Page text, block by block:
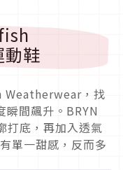
鞋
Weatherwear，找
間飆升。BRYN
打底，再加入透氣
單一甜感，反而多